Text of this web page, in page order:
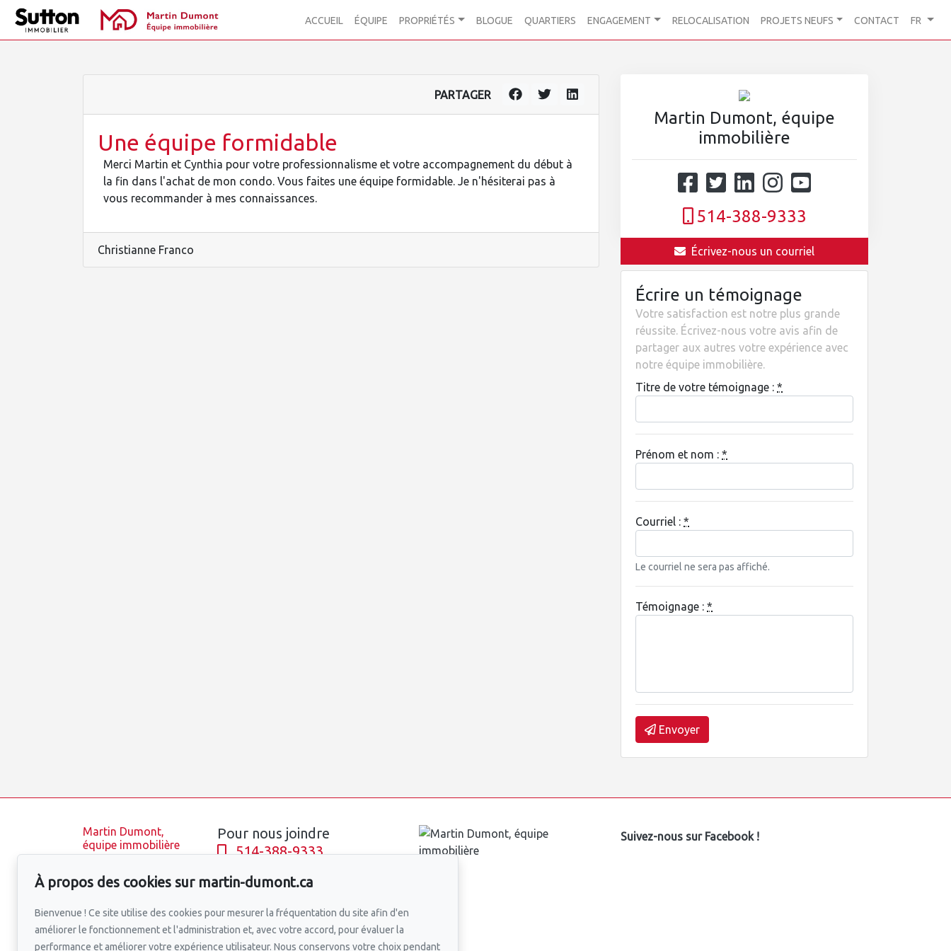
ACCUEIL ÉQUIPE PROPRIÉTÉS BLOGUE QUARTIERS ENGAGEMENT RELOCALISATION PROJETS NEUFS CONTACT FR
PARTAGER
Une équipe formidable
Merci Martin et Cynthia pour votre professionnalisme et votre accompagnement du début à
la fin dans l'achat de mon condo. Vous faites une équipe formidable. Je n'hésiterai pas à
vous recommander à mes connaissances.
Christianne Franco
Martin Dumont, équipe
immobilière
514-388-9333
Écrivez-nous un courriel
Écrire un témoignage
Votre satisfaction est notre plus grande
réussite. Écrivez-nous votre avis afin de
partager aux autres votre expérience avec
notre équipe immobilière.
Titre de votre témoignage : *
Prénom et nom : *
Courriel : *
Le courriel ne sera pas affiché.
Témoignage : *
Envoyer
Martin Dumont,
équipe immobilière
Équipe
Blogue
Quartiers
Pour nous joindre
514-388-9333
Écrivez-nous un courriel
Suivez-nous sur Facebook !
À propos des cookies sur martin-dumont.ca
Bienvenue ! Ce site utilise des cookies pour mesurer la fréquentation du site afin d'en
améliorer le fonctionnement et l'administration et, avec votre accord, pour évaluer la
performance et améliorer votre expérience utilisateur. Nous conservons votre choix pendant